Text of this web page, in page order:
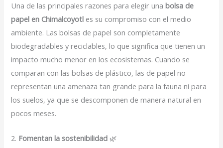
Una de las principales razones para elegir unabolsa de
papel en Chimalcoyotl es su compromiso con el medio
ambiente. Las bolsas de papel son completamente
biodegradables y reciclables, lo que significa que tienen un
impacto mucho menor en los ecosistemas. Cuando se
comparan con las bolsas de plástico, las de papel no
representan una amenaza tan grande para la fauna ni para
los suelos, ya que se descomponen de manera natural en
pocos meses.
2. Fomentan la sostenibilidad 🌿